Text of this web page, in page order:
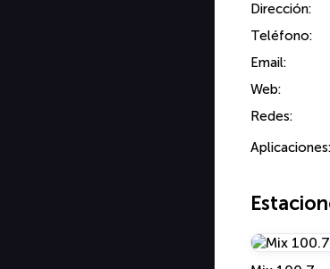
Dirección:
Teléfono:
Email:
Web:
Redes:
Aplicaciones: